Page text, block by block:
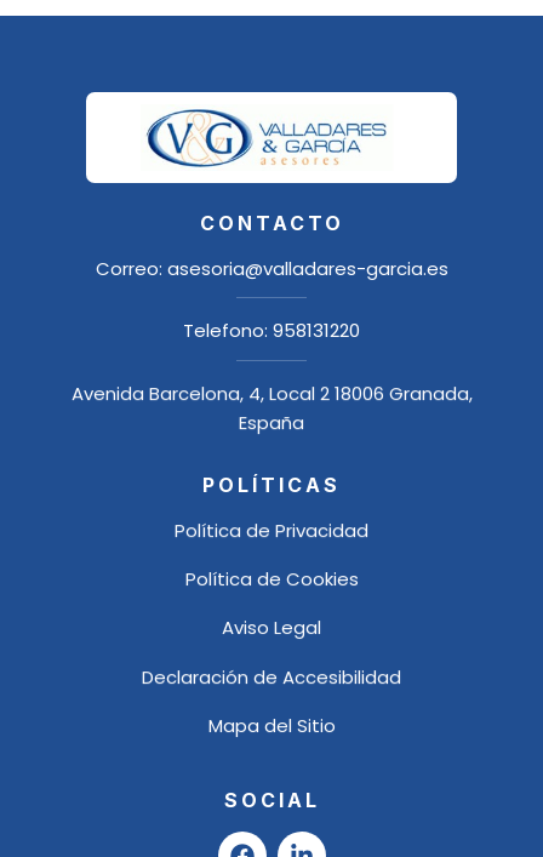
CONTACTO
Correo: asesoria@valladares-garcia.es
Telefono: 958131220
Avenida Barcelona, 4, Local 2 18006 Granada,
España
POLÍTICAS
Política de Privacidad
Política de Cookies
Aviso Legal
Declaración de Accesibilidad
Mapa del Sitio
SOCIAL
F
L